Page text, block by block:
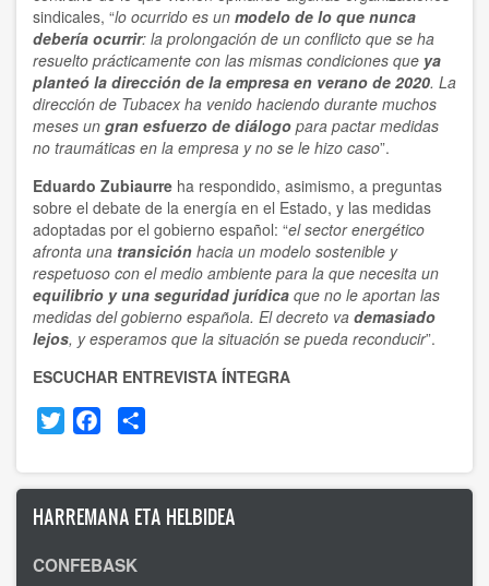
sindicales, “lo ocurrido es un modelo de lo que nunca
debería ocurrir: la prolongación de un conflicto que se ha
resuelto prácticamente con las mismas condiciones que ya
planteó la dirección de la empresa en verano de 2020. La
dirección de Tubacex ha venido haciendo durante muchos
meses un gran esfuerzo de diálogo para pactar medidas
no traumáticas en la empresa y no se le hizo caso”.
Eduardo Zubiaurre ha respondido, asimismo, a preguntas
sobre el debate de la energía en el Estado, y las medidas
adoptadas por el gobierno español: “el sector energético
afronta una transición hacia un modelo sostenible y
respetuoso con el medio ambiente para la que necesita un
equilibrio y una seguridad jurídica que no le aportan las
medidas del gobierno española. El decreto va demasiado
lejos, y esperamos que la situación se pueda reconducir”.
ESCUCHAR ENTREVISTA ÍNTEGRA
Twitter Facebook
HARREMANA ETA HELBIDEA
CONFEBASK